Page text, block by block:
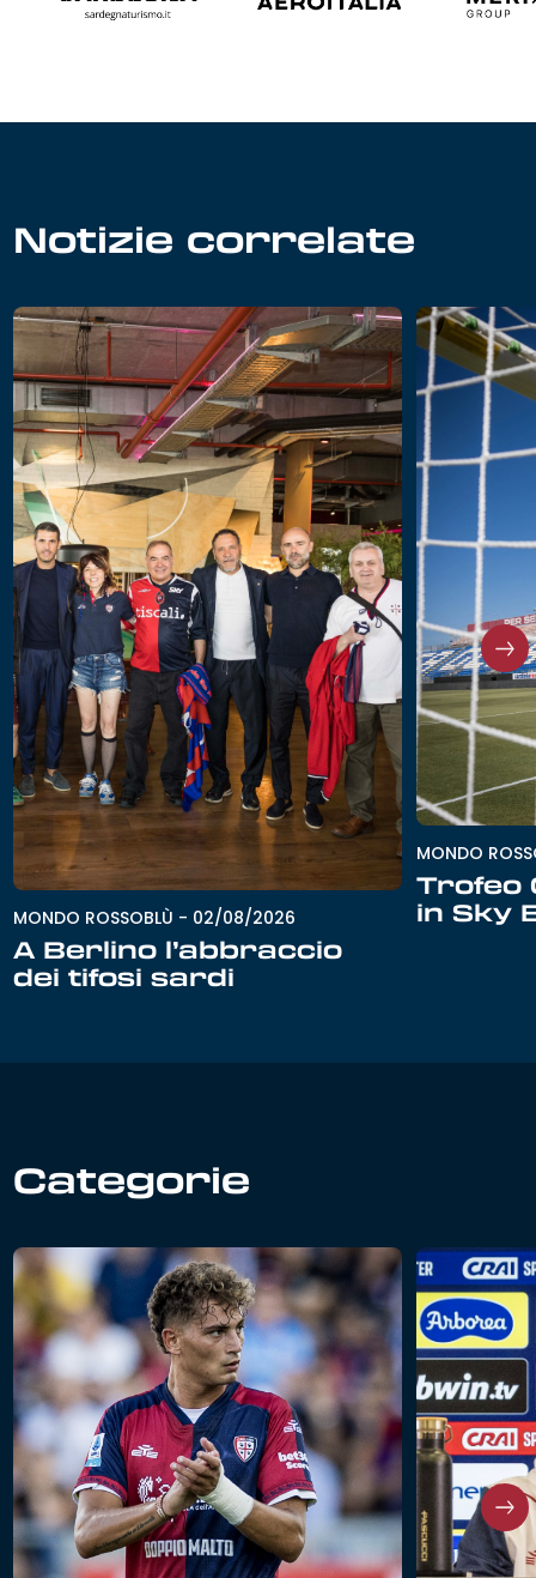
Notizie correlate
MONDO ROSSOBLÙ - 02/08/2026
A Berlino l’abbraccio
dei tifosi sardi
MONDO
Trofeo
in Sky
Categorie